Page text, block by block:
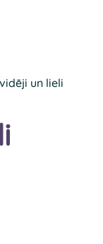
un lieli